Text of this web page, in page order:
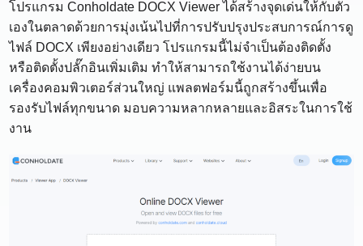
โปรแกรม Conholdate DOCX Viewer ได้สร้างจุดเด่นให้กับตัว
เองในตลาดด้วยการมุ่งเน้นไปที่การปรับปรุงประสบการณ์การดู
ไฟล์ DOCX เพียงอย่างเดียว โปรแกรมนี้ไม่จำเป็นต้องติดตั้ง
หรือติดตั้งปลั๊กอินเพิ่มเติม ทำให้สามารถใช้งานได้ง่ายบน
เครื่องคอมพิวเตอร์ส่วนใหญ่ แพลตฟอร์มนี้ถูกสร้างขึ้นเพื่อ
รองรับไฟล์ทุกขนาด มอบความหลากหลายและอิสระในการใช้
งาน